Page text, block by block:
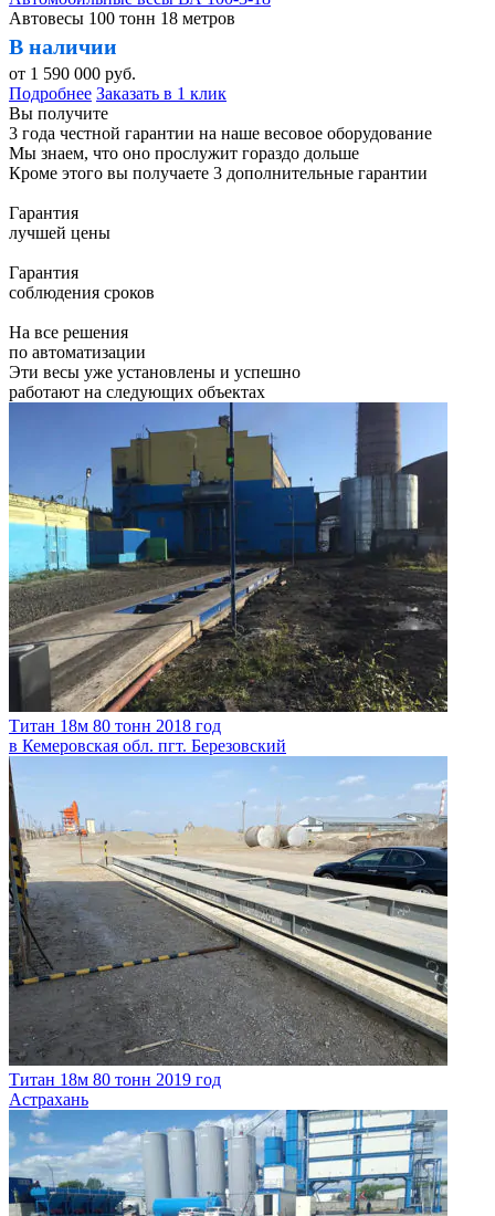
Автовесы 100 тонн 18 метров
В наличии
от 1 590 000 руб.
Подробнее Заказать в 1 клик
Вы получите
3 года честной гарантии на наше весовое оборудование
Мы знаем, что оно прослужит гораздо дольше
Кроме этого вы получаете 3 дополнительные гарантии
Гарантия
лучшей цены
Гарантия
соблюдения сроков
На все решения
по автоматизации
Эти весы уже установлены и успешно
работают на следующих объектах
Титан 18м 80 тонн 2018 год
в Кемеровская обл. пгт. Березовский
Титан 18м 80 тонн 2019 год
Астрахань